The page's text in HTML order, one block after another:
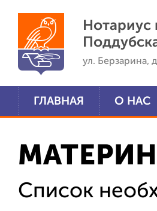
Нотариус
ул. Берзарина,
ГЛАВНАЯ О НАС
Список